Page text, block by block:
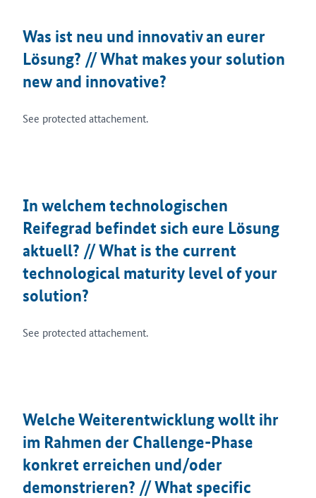
Was ist neu und innovativ an eurer
Lösung? // What makes your solution
new and innovative?
See protected attachement.
In welchem technologischen
Reifegrad befindet sich eure Lösung
aktuell? // What is the current
technological maturity level of your
solution?
See protected attachement.
Welche Weiterentwicklung wollt ihr
im Rahmen der Challenge-Phase
konkret erreichen und/oder
demonstrieren? // What specific